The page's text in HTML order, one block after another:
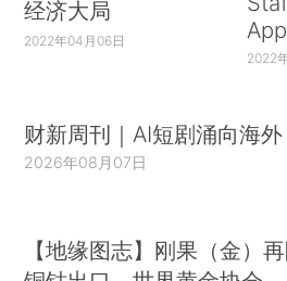
经济大局
2022年04月06日
2022
财新周刊｜AI短剧涌向海外
2026年08月07日
【地缘图志】刚果（金）